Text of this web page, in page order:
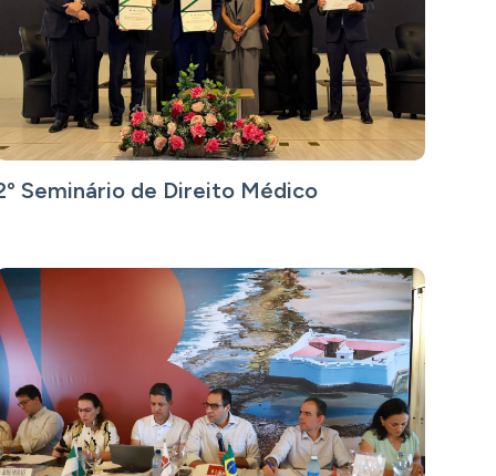
Seminário de Direito Médico